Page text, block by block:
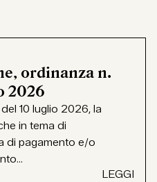
ordinanza n.
2026
10 luglio 2026, la
in tema di
di pagamento e/o
LEGGI